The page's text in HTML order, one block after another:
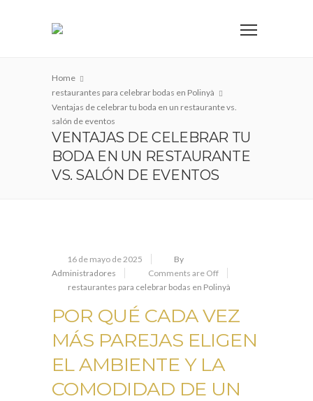
Home
restaurantes para celebrar bodas en Polinyà
Ventajas de celebrar tu boda en un restaurante vs.
salón de eventos
VENTAJAS DE CELEBRAR TU
BODA EN UN RESTAURANTE
VS. SALÓN DE EVENTOS
16 de mayo de 2025
By
Administradores
Comments are Off
restaurantes para celebrar bodas en Polinyà
POR QUÉ CADA VEZ
MÁS PAREJAS ELIGEN
EL AMBIENTE Y LA
COMODIDAD DE UN